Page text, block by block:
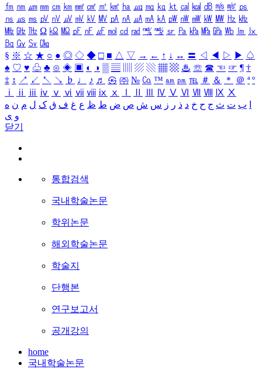
㎙ ㎚ ㎛ ㎜ ㎝ ㎞ ㎟ ㎠ ㎡ ㎢ ㏊ ㎍ ㎎ ㎏ ㏏ ㎈ ㎉ ㏈ ㎧ ㎨ ㎰
㎱ ㎲ ㎳ ㎴ ㎵ ㎶ ㎷ ㎸ ㎹ ㎀ ㎁ ㎂ ㎃ ㎄ ㎺ ㎻ ㎽ ㎾ ㎿ ㎐ ㎑
㎒ ㎓ ㎔ Ω ㏀ ㏁ ㎊ ㎋ ㎌ ㏖ ㏅ ㎭ ㎮ ㎯ ㏛ ㎩ ㎪ ㎫ ㎬ ㏝ ㏐
㏓
㏃ ㏉ ㏜ ㏆
§ ※ ☆ ★ ○ ● ◎ ◇ ◆ □ ■ △ ▽ → ← ↑ ↓ ↔ 〓 ◁ ◀ ▷ ▶ ♤
♠ ♡ ♥ ♧ ♣ ⊙ ◈ ▣ ◐ ◑ ▒ ▤ ▨ ▧ ▦ ▩ ♨ ☏ ☎ ☜ ☞ ¶ †
‡ ↕ ↗ ↙ ↖ ↘ ♭ ♩ ♪ ♬ ㉿ ㈜ № ㏇ ™ ㏂ ㏘ ℡ ＃ ＆ ＊ ＠ ª º
ⅰ
ⅱ ⅲ ⅳ ⅴ ⅵ ⅶ ⅷ ⅸ ⅹ Ⅳ Ⅴ Ⅵ Ⅶ Ⅷ Ⅸ Ⅹ
ب ت ث ج ح خ د ذ ر ز س ش ص ض ط ظ ع غ ف ق ک ل م ن ه
و ی
닫기
통합검색
국내학술논문
학위논문
해외학술논문
학술지
단행본
연구보고서
공개강의
home
국내학술논문